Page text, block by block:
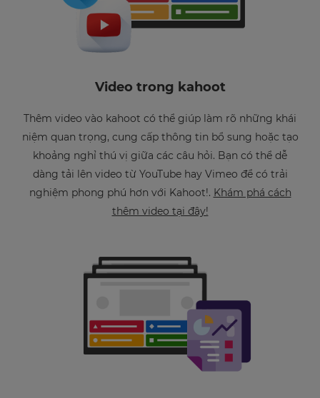
Video trong kahoot
Thêm video vào kahoot có thể giúp làm rõ những khái
niệm quan trọng, cung cấp thông tin bổ sung hoặc tạo
khoảng nghỉ thú vị giữa các câu hỏi. Bạn có thể dễ
dàng tải lên video từ YouTube hay Vimeo để có trải
nghiệm phong phú hơn với Kahoot!. Khám phá cách
thêm video tại đây!